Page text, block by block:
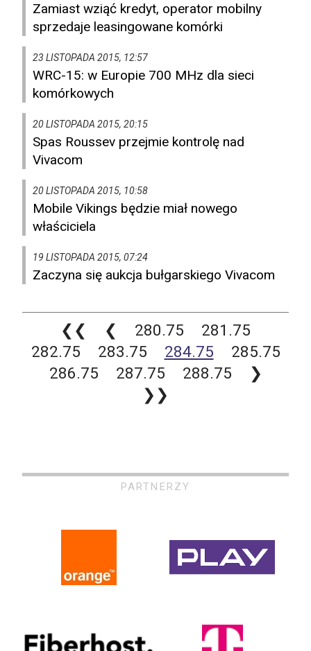
Zamiast wziąć kredyt, operator mobilny
sprzedaje leasingowane komórki
23 LISTOPADA 2015, 12:57
WRC-15: w Europie 700 MHz dla sieci
komórkowych
20 LISTOPADA 2015, 20:15
Spas Roussev przejmie kontrolę nad
Vivacom
20 LISTOPADA 2015, 10:58
Mobile Vikings będzie miał nowego
właściciela
19 LISTOPADA 2015, 07:24
Zaczyna się aukcja bułgarskiego Vivacom
❮❮ ❮ 280.75
281.75
282.75
283.75 284.75
285.75
286.75
287.75 288.75
❯
❯❯
PARTNERZY